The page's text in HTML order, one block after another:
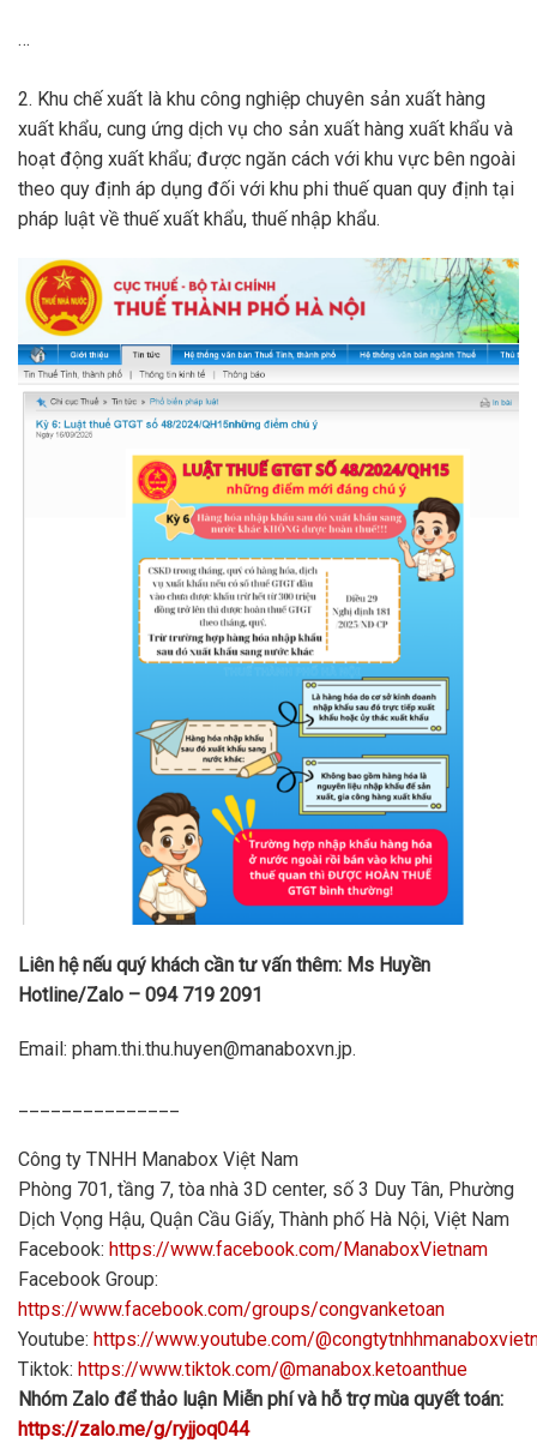
…
2. Khu chế xuất là khu công nghiệp chuyên sản xuất hàng
xuất khẩu, cung ứng dịch vụ cho sản xuất hàng xuất khẩu và
hoạt động xuất khẩu; được ngăn cách với khu vực bên ngoài
theo quy định áp dụng đối với khu phi thuế quan quy định tại
pháp luật về thuế xuất khẩu, thuế nhập khẩu.
Liên hệ nếu quý khách cần tư vấn thêm: Ms Huyền
Hotline/Zalo – 094 719 2091
Email: pham.thi.thu.huyen@manaboxvn.jp.
Công ty TNHH Manabox Việt Nam
Phòng 701, tầng 7, tòa nhà 3D center, số 3 Duy Tân, Phường
Dịch Vọng Hậu, Quận Cầu Giấy, Thành phố Hà Nội, Việt Nam
Facebook: https://www.facebook.com/ManaboxVietnam
Facebook Group:
https://www.facebook.com/groups/congvanketoan
Youtube: https://www.youtube.com/
Tiktok: https://www.tiktok.com/@manabox.ketoanthue
Nhóm Zalo để thảo luận Miễn phí và hỗ trợ mùa quyết toán:
https://zalo.me/g/ryjjoq044